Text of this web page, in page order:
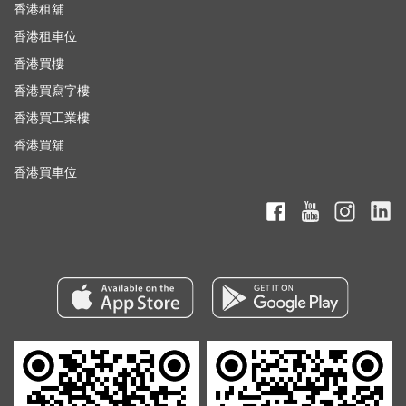
香港租舖
香港租車位
香港買樓
香港買寫字樓
香港買工業樓
香港買舖
香港買車位